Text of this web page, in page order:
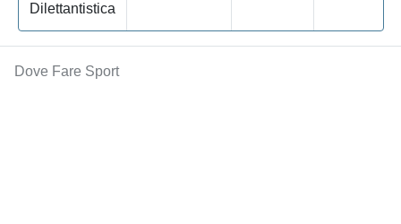
Dilettantistica
Dove Fare Sport